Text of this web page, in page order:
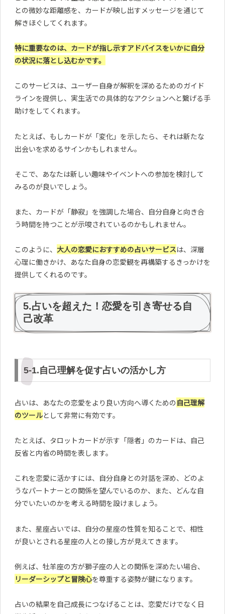
との微妙な距離感を、カードが映し出すメッセージを通じて
解きほぐしてくれます。
特に重要なのは、カードが指し示すアドバイスをいかに自分
の状況に落とし込むかです。
このサービスは、ユーザー自身が解釈を深めるためのガイド
ラインを提供し、実生活での具体的なアクションへと繋げる手
助けをしてくれます。
たとえば、もしカードが「変化」を示したら、それは新たな
出会いを求めるサインかもしれません。
そこで、あなたは新しい趣味やイベントへの参加を検討して
みるのが良いでしょう。
また、カードが「静寂」を強調した場合、自分自身と向き合
う時間を持つことが示唆されているのかもしれません。
このように、 大人の恋愛におすすめの占いサービスは、深層
心理に働きかけ、あなた自身の恋愛観を再構築するきっかけを
提供してくれるのです。
5.占いを超えた！恋愛を引き寄せる自
己改革
5-1.自己理解を促す占いの活かし方
占いは、あなたの恋愛をより良い方向へ導くための 自己理解
のツールとして非常に有効です。
たとえば、タロットカードが示す「隠者」のカードは、自己
反省と内省の時間を表します。
これを恋愛に活かすには、自分自身との対話を深め、どのよ
うなパートナーとの関係を望んでいるのか、また、どんな自
分でいたいのかを考える時間を設けましょう。
また、星座占いでは、自分の星座の性質を知ることで、相性
が良いとされる星座の人との接し方が見えてきます。
例えば、牡羊座の方が獅子座の人との関係を深めたい場合、
リーダーシップと冒険心を尊重する姿勢が鍵になります。
占いの結果を自己成長につなげることは、恋愛だけでなく日